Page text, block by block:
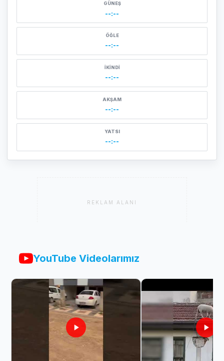
GÜNEŞ
--:--
ÖĞLE
--:--
İKINDI
--:--
AKŞAM
--:--
YATSI
--:--
REKLAM ALANI
YouTube Videolarımız